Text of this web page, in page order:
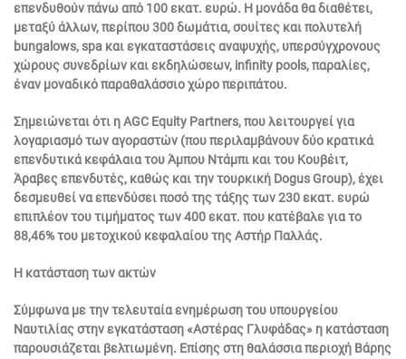
επενδυθούν πάνω από 100 εκατ. ευρώ. Η μονάδα θα διαθέτει,
μεταξύ άλλων, περίπου 300 δωμάτια, σουίτες και πολυτελή
bungalows, spa και εγκαταστάσεις αναψυχής, υπερσύγχρονους
χώρους συνεδρίων και εκδηλώσεων, infinity pools, παραλίες,
έναν μοναδικό παραθαλάσσιο χώρο περιπάτου.
Σημειώνεται ότι η AGC Equity Partners, που λειτουργεί για
λογαριασμό των αγοραστών (που περιλαμβάνουν δύο κρατικά
επενδυτικά κεφάλαια του Άμπου Ντάμπι και του Kουβέιτ,
Άραβες επενδυτές, καθώς και την τουρκική Dogus Group), έχει
δεσμευθεί να επενδύσει ποσό της τάξης των 230 εκατ. ευρώ
επιπλέον του τιμήματος των 400 εκατ. που κατέβαλε για το
88,46% του μετοχικού κεφαλαίου της Αστήρ Παλλάς.
Η κατάσταση των ακτών
Σύμφωνα με την τελευταία ενημέρωση του υπουργείου
Ναυτιλίας στην εγκατάσταση «Αστέρας Γλυφάδας» η κατάσταση
παρουσιάζεται βελτιωμένη. Επίσης στη θαλάσσια περιοχή Βάρης